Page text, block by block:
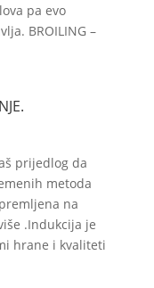
pa evo
BROILING –
prijedlog da
metoda
na
.Indukcija je
hrane i kvaliteti